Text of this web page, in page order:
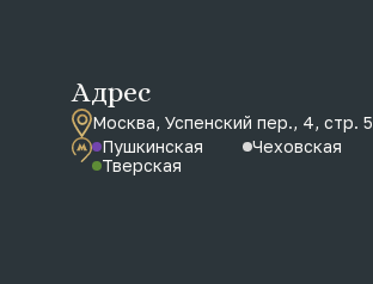
Адрес
Москва, Успенский пер., 4, стр. 5
Пушкинская
Чеховская
Тверская